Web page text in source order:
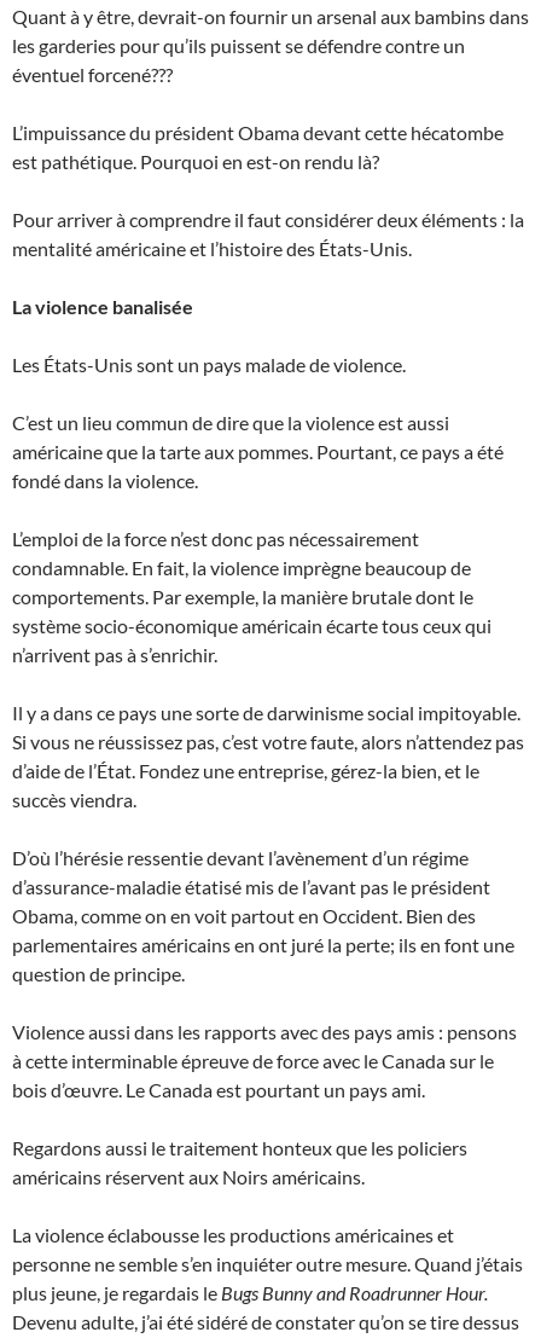
Quant à y être, devrait-on fournir un arsenal aux bambins dans
les garderies pour qu’ils puissent se défendre contre un
éventuel forcené???
L’impuissance du président Obama devant cette hécatombe
est pathétique. Pourquoi en est-on rendu là?
Pour arriver à comprendre il faut considérer deux éléments : la
mentalité américaine et l’histoire des États-Unis.
La violence banalisée
Les États-Unis sont un pays malade de violence.
C’est un lieu commun de dire que la violence est aussi
américaine que la tarte aux pommes. Pourtant, ce pays a été
fondé dans la violence.
L’emploi de la force n’est donc pas nécessairement
condamnable. En fait, la violence imprègne beaucoup de
comportements. Par exemple, la manière brutale dont le
système socio-économique américain écarte tous ceux qui
n’arrivent pas à s’enrichir.
Il y a dans ce pays une sorte de darwinisme social impitoyable.
Si vous ne réussissez pas, c’est votre faute, alors n’attendez pas
d’aide de l’État. Fondez une entreprise, gérez-la bien, et le
succès viendra.
D’où l’hérésie ressentie devant l’avènement d’un régime
d’assurance-maladie étatisé mis de l’avant pas le président
Obama, comme on en voit partout en Occident. Bien des
parlementaires américains en ont juré la perte; ils en font une
question de principe.
Violence aussi dans les rapports avec des pays amis : pensons
à cette interminable épreuve de force avec le Canada sur le
bois d’œuvre. Le Canada est pourtant un pays ami.
Regardons aussi le traitement honteux que les policiers
américains réservent aux Noirs américains.
La violence éclabousse les productions américaines et
personne ne semble s’en inquiéter outre mesure. Quand j’étais
plus jeune, je regardais le Bugs Bunny and Roadrunner Hour.
Devenu adulte, j’ai été sidéré de constater qu’on se tire dessus